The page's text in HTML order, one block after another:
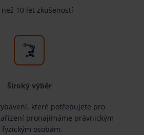
než 10 let zkušeností
Široký výběr
které potřebujete pro
pronajímáme právnickým
fyzickým osobám.